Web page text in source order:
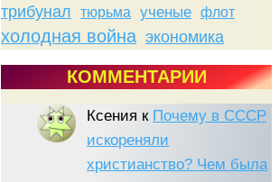
трибунал тюрьма ученые флот
холодная война экономика
КОММЕНТАРИИ
Ксения к Почему в СССР
искореняли
христианство? Чем была